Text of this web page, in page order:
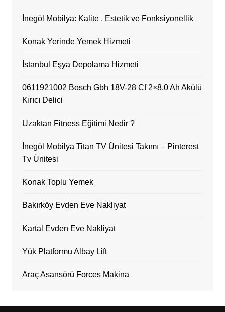
İnegöl Mobilya: Kalite , Estetik ve Fonksiyonellik
Konak Yerinde Yemek Hizmeti
İstanbul Eşya Depolama Hizmeti
0611921002 Bosch Gbh 18V-28 Cf 2×8.0 Ah Akülü
Kırıcı Delici
Uzaktan Fitness Eğitimi Nedir ?
İnegöl Mobilya Titan TV Ünitesi Takımı – Pinterest
Tv Ünitesi
Konak Toplu Yemek
Bakırköy Evden Eve Nakliyat
Kartal Evden Eve Nakliyat
Yük Platformu Albay Lift
Araç Asansörü Forces Makina